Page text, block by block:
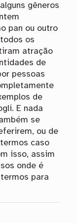
gêneros
pan ou outro
os
atração
de
pessoas
de
E nada
se
ou de
caso
isso, assim
onde é
para